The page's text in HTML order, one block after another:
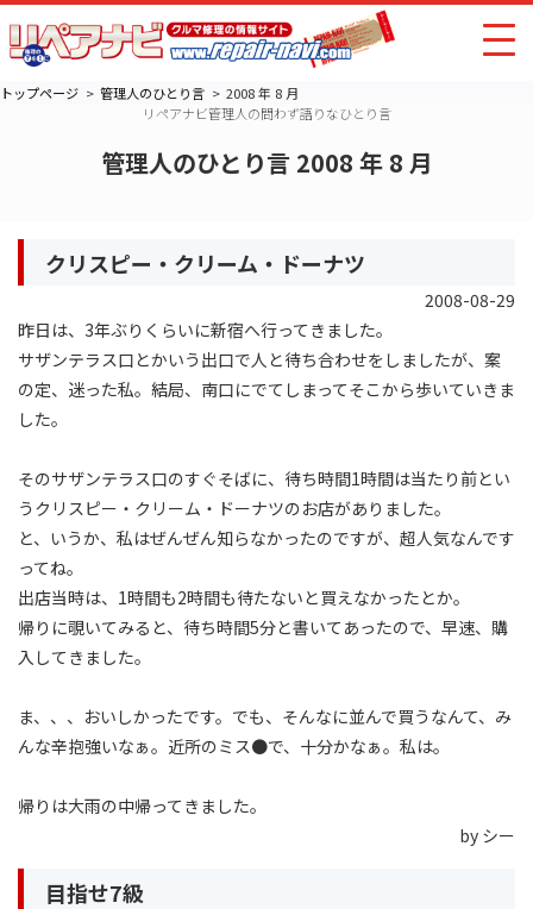
トップページ 管理人のひとり言
2008 年 8 月
リペアナビ管理人の問わず語りなひとり言
管理人のひとり言 2008 年 8 月
クリスピー・クリーム・ドーナツ
2008-08-29
昨日は、3年ぶりくらいに新宿へ行ってきました。
サザンテラス口とかいう出口で人と待ち合わせをしましたが、案
の定、迷った私。結局、南口にでてしまってそこから歩いていきま
した。
そのサザンテラス口のすぐそばに、待ち時間1時間は当たり前とい
うクリスピー・クリーム・ドーナツのお店がありました。
と、いうか、私はぜんぜん知らなかったのですが、超人気なんです
ってね。
出店当時は、1時間も2時間も待たないと買えなかったとか。
帰りに覗いてみると、待ち時間5分と書いてあったので、早速、購
入してきました。
ま、、、おいしかったです。でも、そんなに並んで買うなんて、み
んな辛抱強いなぁ。近所のミス●で、十分かなぁ。私は。
帰りは大雨の中帰ってきました。
by シー
目指せ7級